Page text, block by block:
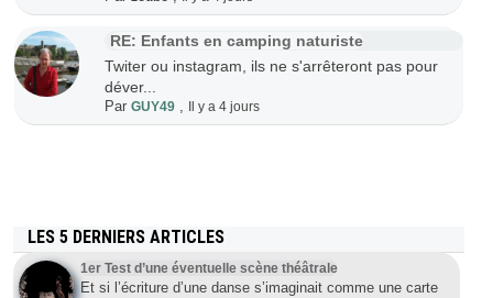
RE: Enfants en camping naturiste
Twiter ou instagram, ils ne s'arrêteront pas pour
déver...
Par GUY49, Il y a 4 jours
LES 5 DERNIERS ARTICLES
1er Test d’une éventuelle scène théâtrale
Et si l’écriture d’une danse s’imaginait comme une carte